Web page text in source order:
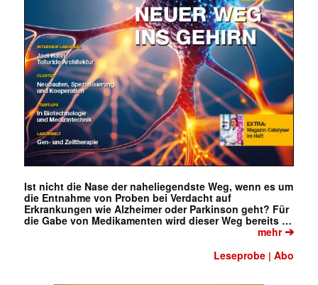
Mit dem |transkript-Newsletter
jede Woche aktuell informiert.
E-
Mail
(erforderlich)
Ist nicht die Nase der naheliegendste Weg, wenn es um
die Entnahme von Proben bei Verdacht auf
Erkrankungen wie Alzheimer oder Parkinson geht? Für
die Gabe von Medikamenten wird dieser Weg bereits …
mehr➔
Leseprobe |Abo